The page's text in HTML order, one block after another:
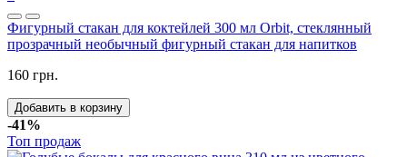
Фигурный стакан для коктейлей 300 мл Orbit, стеклянный
прозрачный необычный фигурный стакан для напитков
160 грн.
Добавить в корзину
-41%
Топ продаж